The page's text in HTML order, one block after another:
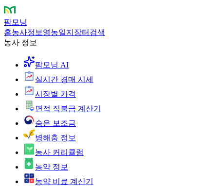
팜모닝
홈농사정보 영농일지 장터 검색
농사 정보
팜모닝 AI
실시간 경매 시세
시장별 가격
면적 직불금 계산기
숨은 보조금
병해충 정보
농사 커리큘럼
농약 정보
농약 비료 계산기